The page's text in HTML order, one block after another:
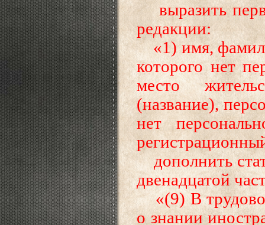
выразить
редакции:
«1) имя,
которого нет
место
(название),
нет
дополнить
двенадцатой
«(9) В трудовой
о знании